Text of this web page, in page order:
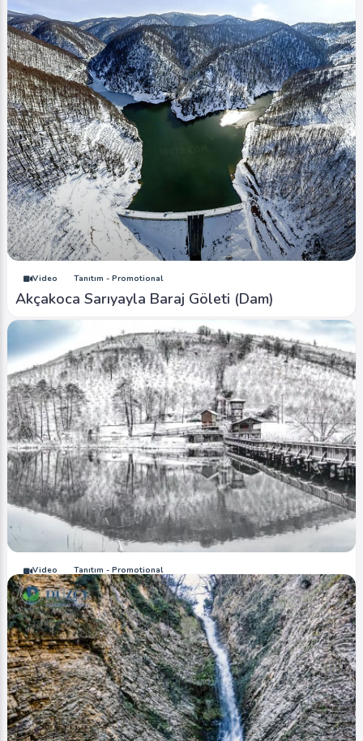
Video Tanıtım - Promotional
Akçakoca Sarıyayla Baraj Göleti (Dam)
Video Tanıtım - Promotional
Efteni Gölü (Kar Kış / Snow Winter)